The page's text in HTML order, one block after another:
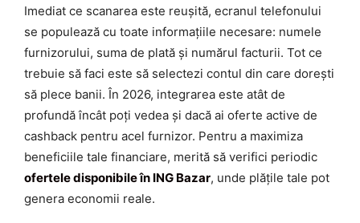
Imediat ce scanarea este reușită, ecranul telefonului
se populează cu toate informațiile necesare: numele
furnizorului, suma de plată și numărul facturii. Tot ce
trebuie să faci este să selectezi contul din care dorești
să plece banii. În 2026, integrarea este atât de
profundă încât poți vedea și dacă ai oferte active de
cashback pentru acel furnizor. Pentru a maximiza
beneficiile tale financiare, merită să verifici periodic
ofertele disponibile în ING Bazar, unde plățile tale pot
genera economii reale.